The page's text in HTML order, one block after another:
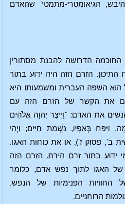
הגיאומטרי-מתמטי' שהאדם
הדרושה להבנת מסתורין
הזרם הזה היה ידוע בתור
השפה העברית ומשמעותו היא
את הקשר של הזרם הזה עם
את האדם: "וַיִּיצֶר יְהוָה אֱלֹהִים
וַיִּפַּח בְּאַפָּיו, נִשְׁמַת חַיִּים; וַיְהִי
ב', פסוק ז'), או את כוחות האגו.
ידוע בתור זרם הירח. הזרם הזה
של האגו לתוך נפש אדם, כלומר
החוויות הפנימיות של הנפש,
הרוחניים.